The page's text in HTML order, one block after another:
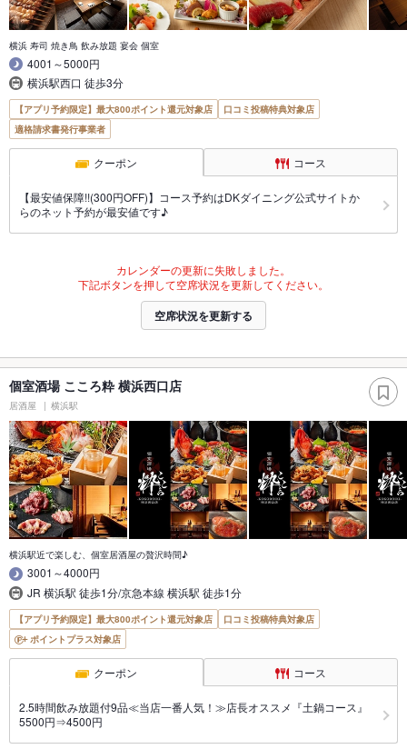
横浜 寿司 焼き鳥 飲み放題 宴会 個室
4001～5000円
横浜駅西口 徒歩3分
【アプリ予約限定】最大800ポイント還元対象店
口コミ投稿特典対象店
適格請求書発行事業者
クーポン コース
【最安値保障!!(300円OFF)】コース予約はDKダイニング公式サイトか
らのネット予約が最安値です♪
カレンダーの更新に失敗しました。
下記ボタンを押して空席状況を更新してください。
空席状況を更新する
個室酒場 こころ粋 横浜西口店
居酒屋 横浜駅
横浜駅近で楽しむ、個室居酒屋の贅沢時間♪
3001～4000円
JR 横浜駅 徒歩1分/京急本線 横浜駅 徒歩1分
【アプリ予約限定】最大800ポイント還元対象店
口コミ投稿特典対象店
ポイントプラス対象店
クーポン コース
2.5時間飲み放題付9品≪当店一番人気！≫店長オススメ『土鍋コース』
5500円⇒4500円